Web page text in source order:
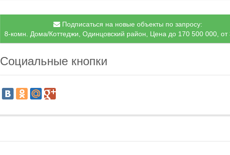
Подписаться на новые объекты по запросу:
8-комн. Дома/Коттеджи, Одинцовский район, Цена до 170 500 000,
Социальные кнопки